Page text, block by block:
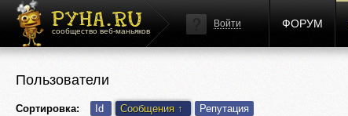
сообщество веб-маньяков
Войти ФОРУМ
Пользователи
Сортировка: Id Сообщения ↑ Репутация